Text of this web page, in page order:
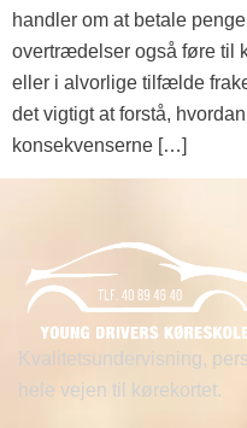
handler om at betale
overtrædelser også føre til
eller i alvorlige tilfælde
det vigtigt at forstå,
konsekvenserne […]
Kvalitetsundervisning,
hele vejen til kørekortet.